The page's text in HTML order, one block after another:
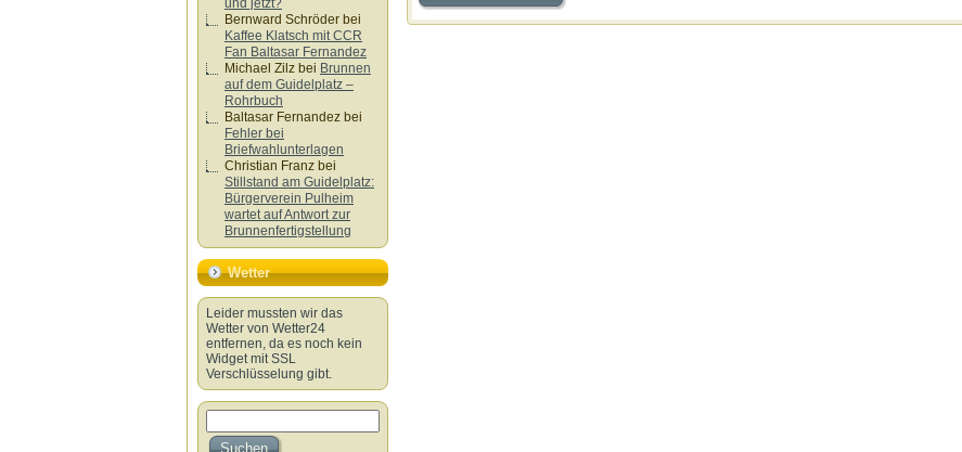
und jetzt?
Bernward Schröder bei
Kaffee Klatsch mit CCR
Fan Baltasar Fernandez
Michael Zilz bei Brunnen
auf dem Guidelplatz –
Rohrbuch
Baltasar Fernandez bei
Fehler bei
Briefwahlunterlagen
Christian Franz bei
Stillstand am Guidelplatz:
Bürgerverein Pulheim
wartet auf Antwort zur
Brunnenfertigstellung
Wetter
Leider mussten wir das
Wetter von Wetter24
entfernen, da es noch kein
Widget mit SSL
Verschlüsselung gibt.